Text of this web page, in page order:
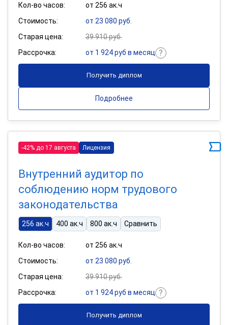
Кол-во часов:
от 256 ак.ч
Стоимость:
от 23 080 руб.
Старая цена:
39 910 руб.
Рассрочка:
от 1 924 руб в месяц
Получить диплом
Подробнее
-42% до 17 августа Лицензия
Внутренний аудитор по
соблюдению норм трудового
законодательства
256 ак.ч 400 ак.ч 800 ак.ч Сравнить
Кол-во часов:
от 256 ак.ч
Стоимость:
от 23 080 руб.
Старая цена:
39 910 руб.
Рассрочка:
от 1 924 руб в месяц
Получить диплом